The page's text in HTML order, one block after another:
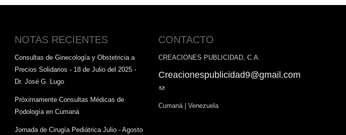
NOTAS RECIENTES
Consultas de Ginecología y Obstetricia a
Precios Solidarios - 18 de Julio del 2025 -
Dr. José G. Lugo
Próximamente Consultas Médicas de
Podología en Cumaná
Jornada de Cirugía Pediátrica Julio - Agosto
CONTACTO
CREACIONES PUBLICIDAD, C.A.
Creacionespublicidad9@gmail.com
(link
Cumaná | Venezuela